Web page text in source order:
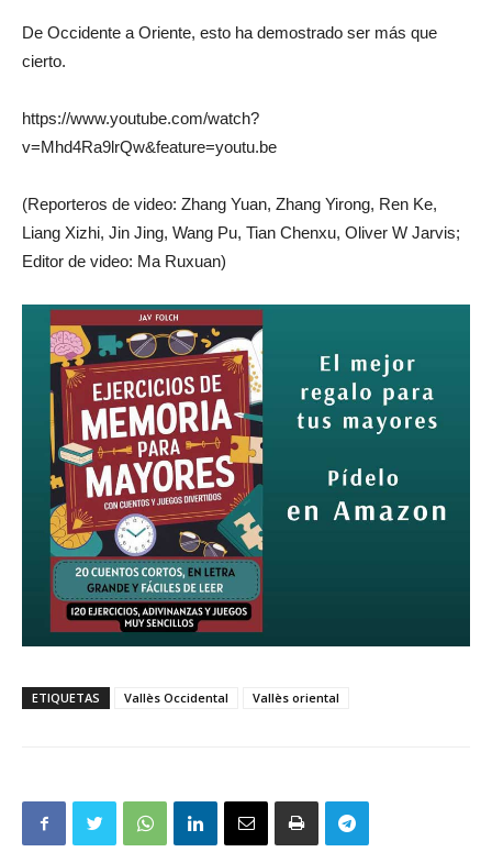
De Occidente a Oriente, esto ha demostrado ser más que
cierto.
https://www.youtube.com/watch?
v=Mhd4Ra9lrQw&feature=youtu.be
(Reporteros de video: Zhang Yuan, Zhang Yirong, Ren Ke,
Liang Xizhi, Jin Jing, Wang Pu, Tian Chenxu, Oliver W Jarvis;
Editor de video: Ma Ruxuan)
ETIQUETAS Vallès Occidental Vallès oriental